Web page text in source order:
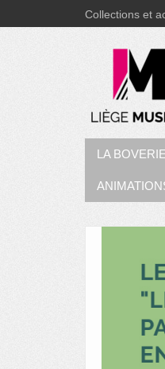
Collections et
LA BOVERIE